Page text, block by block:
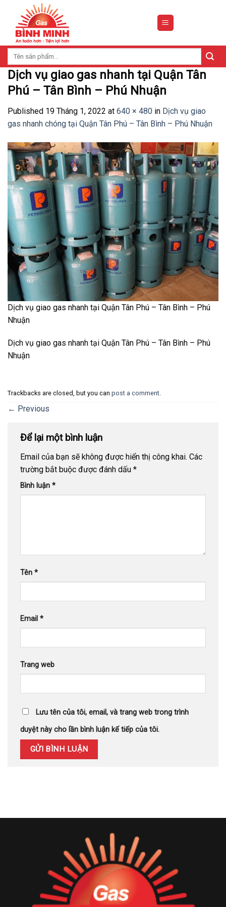
content
Dịch vụ giao gas nhanh tại Quận Tân
Phú – Tân Bình – Phú Nhuận
Published 19 Tháng 1, 2022 at 640 × 480 in Dịch vụ giao
gas nhanh chóng tại Quận Tân Phú – Tân Bình – Phú Nhuận
Dịch vụ giao gas nhanh tại Quận Tân Phú – Tân Bình – Phú
Nhuận
Dịch vụ giao gas nhanh tại Quận Tân Phú – Tân Bình – Phú
Nhuận
Trackbacks are closed, but you can post a comment
← Previous
Để lại một bình luận
Email của bạn sẽ không được hiển thị công khai. Các
trường bắt buộc được đánh dấu *
Bình luận *
Tên *
Email *
Trang web
Lưu tên của tôi, email, và trang web trong trình
duyệt này cho lần bình luận kế tiếp của tôi.